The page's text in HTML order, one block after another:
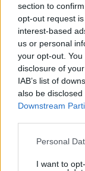
section to
opt-out request
interest-based
us or personal
your opt-out.
disclosure of
IAB’s list of
also be
Downstream
Please note that
not limited to
Personal
I want to
δεκαετίες, ο
μεγάλη
και
ρομαντικές
φιλμ, δείτε